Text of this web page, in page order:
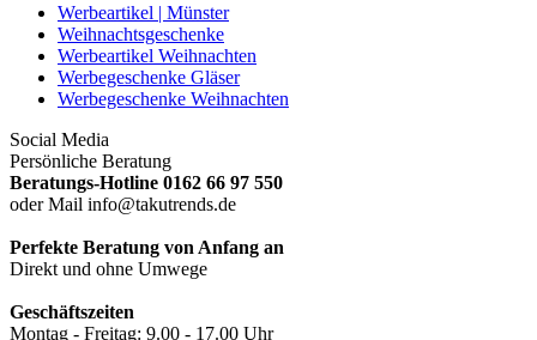
Werbeartikel | Münster
Weihnachtsgeschenke
Werbeartikel Weihnachten
Werbegeschenke Gläser
Werbegeschenke Weihnachten
Social Media
Persönliche Beratung
Beratungs-Hotline 0162 66 97 550
oder Mail info@takutrends.de
Perfekte Beratung von Anfang an
Direkt und ohne Umwege
Geschäftszeiten
Montag - Freitag: 9.00 - 17.00 Uhr